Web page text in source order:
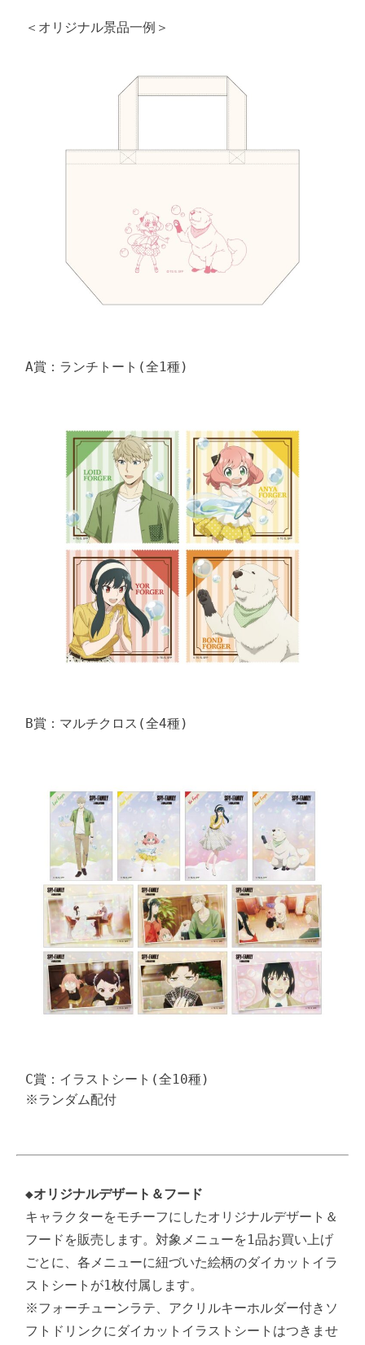
＜オリジナル景品一例＞
A賞：ランチトート(全1種)
B賞：マルチクロス(全4種)
C賞：イラストシート(全10種)
※ランダム配付
◆オリジナルデザート＆フード
キャラクターをモチーフにしたオリジナルデザート＆
フードを販売します。対象メニューを1品お買い上げ
ごとに、各メニューに紐づいた絵柄のダイカットイラ
ストシートが1枚付属します。
※フォーチューンラテ、アクリルキーホルダー付きソ
フトドリンクにダイカットイラストシートはつきませ